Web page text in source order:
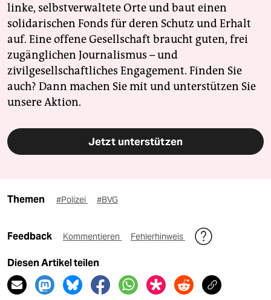
linke, selbstverwaltete Orte und baut einen
solidarischen Fonds für deren Schutz und Erhalt
auf. Eine offene Gesellschaft braucht guten, frei
zugänglichen Journalismus – und
zivilgesellschaftliches Engagement. Finden Sie
auch? Dann machen Sie mit und unterstützen Sie
unsere Aktion.
Jetzt unterstützen
Themen #Polizei #BVG
Feedback Kommentieren Fehlerhinweis
Diesen Artikel teilen